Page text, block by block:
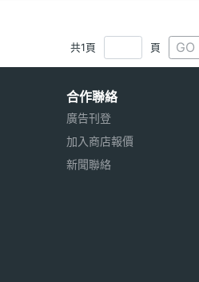
共1頁 頁 GO
合作聯絡
廣告刊登
加入商店報價
新聞聯絡